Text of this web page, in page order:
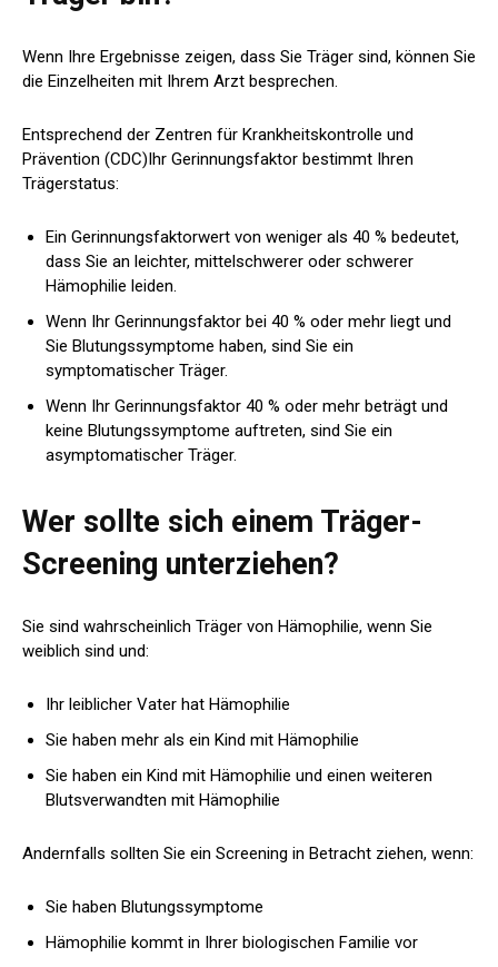
Wenn Ihre Ergebnisse zeigen, dass Sie Träger sind, können Sie
die Einzelheiten mit Ihrem Arzt besprechen.
Entsprechend der Zentren für Krankheitskontrolle und
Prävention (CDC)Ihr Gerinnungsfaktor bestimmt Ihren
Trägerstatus:
Ein Gerinnungsfaktorwert von weniger als 40 % bedeutet,
dass Sie an leichter, mittelschwerer oder schwerer
Hämophilie leiden.
Wenn Ihr Gerinnungsfaktor bei 40 % oder mehr liegt und
Sie Blutungssymptome haben, sind Sie ein
symptomatischer Träger.
Wenn Ihr Gerinnungsfaktor 40 % oder mehr beträgt und
keine Blutungssymptome auftreten, sind Sie ein
asymptomatischer Träger.
Wer sollte sich einem Träger-
Screening unterziehen?
Sie sind wahrscheinlich Träger von Hämophilie, wenn Sie
weiblich sind und:
Ihr leiblicher Vater hat Hämophilie
Sie haben mehr als ein Kind mit Hämophilie
Sie haben ein Kind mit Hämophilie und einen weiteren
Blutsverwandten mit Hämophilie
Andernfalls sollten Sie ein Screening in Betracht ziehen, wenn:
Sie haben Blutungssymptome
Hämophilie kommt in Ihrer biologischen Familie vor